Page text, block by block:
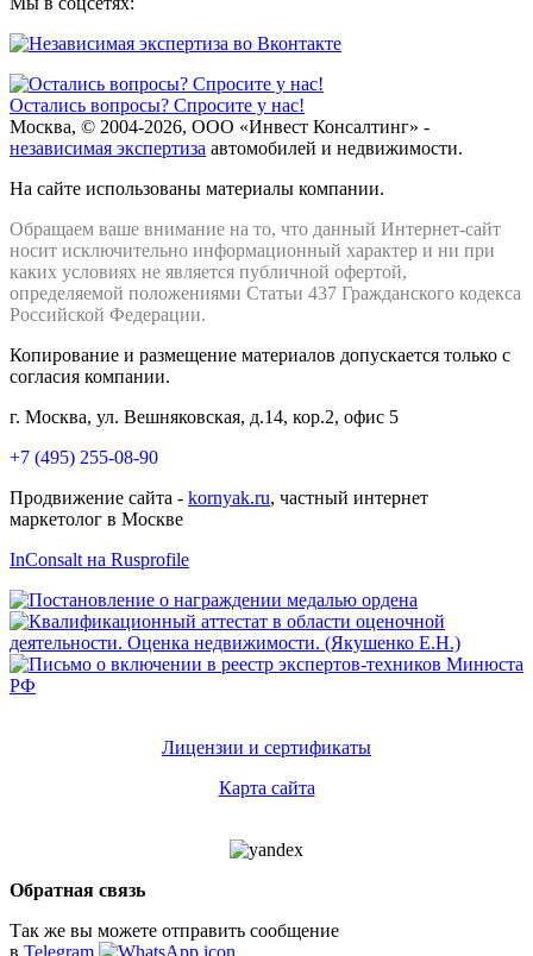
Остались вопросы? Спросите у нас!
Москва, © 2004-2026, ООО «Инвест Консалтинг» -
независимая экспертиза автомобилей и недвижимости.
На сайте использованы материалы компании.
Обращаем ваше внимание на то, что данный Интернет-сайт
носит исключительно информационный характер и ни при
каких условиях не является публичной офертой,
определяемой положениями Статьи 437 Гражданского кодекса
Российской Федерации.
Копирование и размещение материалов допускается только с
согласия компании.
г. Москва, ул. Вешняковская, д.14, кор.2, офис 5
+7 (495) 255-08-90
Продвижение сайта - kornyak.ru, частный интернет
маркетолог в Москве
InConsalt на Rusprofile
Лицензии и сертификаты
Карта сайта
Обратная связь
Так же вы можете отправить сообщение
в Telegram